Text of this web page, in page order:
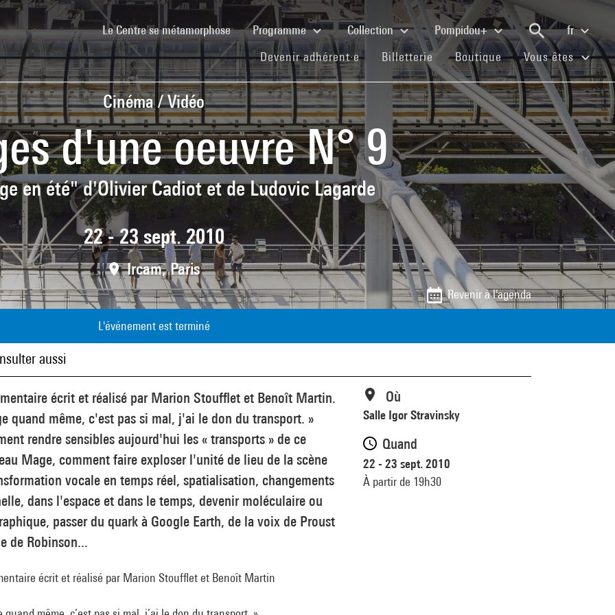
Le Centre se métamorphose(current)Programme Collection Pompidou+
fr
Devenir adhérent·e(current)Billetterie(current)Boutique(current)Vous êtes
Cinéma / Vidéo
d'une oeuvre N° 9
en été" d'Olivier Cadiot et de Ludovic Lagarde
22 - 23 sept. 2010
Ircam, Paris
Revenir à l'agenda
L'événement est terminé
aussi
écrit et réalisé par Marion Stoufflet et Benoît Martin.
quand même, c'est pas si mal, j'ai le don du transport. »
rendre sensibles aujourd'hui les « transports » de ce
Mage, comment faire exploser l'unité de lieu de la scène
vocale en temps réel, spatialisation, changements
dans l'espace et dans le temps, devenir moléculaire ou
passer du quark à Google Earth, de la voix de Proust
de Robinson...
écrit et réalisé par Marion Stoufflet et Benoît Martin
Où
Salle Igor Stravinsky
Quand
22 - 23 sept. 2010
À partir de 19h30